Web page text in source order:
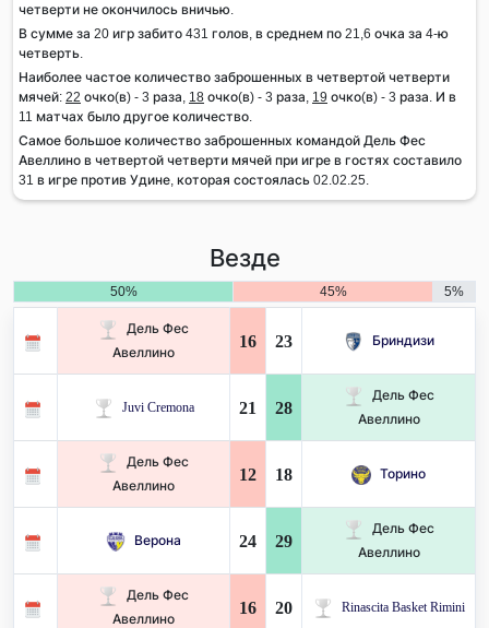
четверти не окончилось вничью.
В сумме за 20 игр забито 431 голов, в среднем по 21,6 очка за 4-ю
четверть.
Наиболее частое количество заброшенных в четвертой четверти
мячей: 22 очко(в) - 3 раза, 18 очко(в) - 3 раза, 19 очко(в) - 3 раза. И в
11 матчах было другое количество.
Самое большое количество заброшенных командой Дель Фес
Авеллино в четвертой четверти мячей при игре в гостях составило
31 в игре против Удине, которая состоялась 02.02.25.
Везде
50% 45% 5%
Дель Фес
Авеллино
16 23 Бриндизи
Juvi Cremona 21 28
Дель Фес
Авеллино
Дель Фес
Авеллино
12 18 Торино
Верона 24 29
Дель Фес
Авеллино
Дель Фес
Авеллино
16 20 Rinascita Basket Rimini